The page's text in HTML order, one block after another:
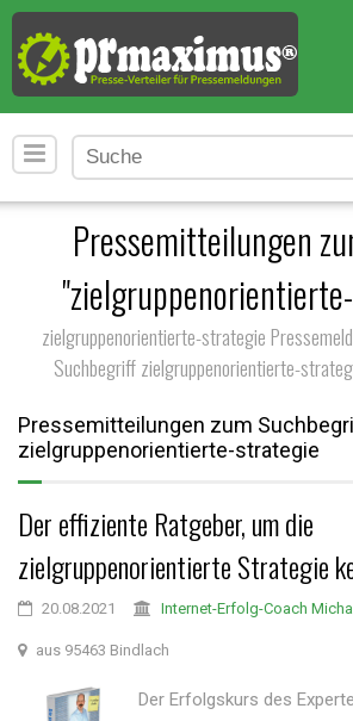
Pressemitteilungen
zielgruppenorientierte-strategie
Suchbegriff zielgruppenorientierte-
Pressemitteilungen zum
zielgruppenorientierte-strategie
Der effiziente Ratgeber, um die
zielgruppenorientierte Strategie
20.08.2021 Internet-Erfolg-Coach
aus 95463 Bindlach
Der Erfolgskurs des